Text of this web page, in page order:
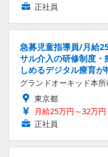
正社員
急募児童指導員/月給
サル介入の研修制度
しめるデジタル療育が
グランドオーキッド本所
東京都
月給25万円～32万円
正社員